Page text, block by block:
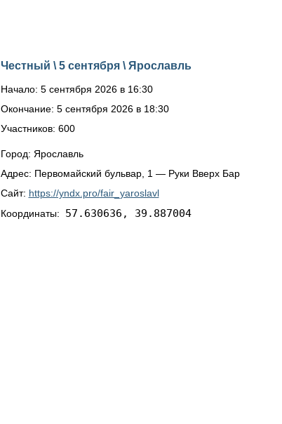
Честный \ 5 сентября \ Ярославль
Начало: 5 сентября 2026 в 16:30
Окончание: 5 сентября 2026 в 18:30
Участников: 600
Город: Ярославль
Адрес: Первомайский бульвар, 1 — Руки Вверх Бар
Сайт: https://yndx.pro/fair_yaroslavl
Координаты: 57.630636, 39.887004